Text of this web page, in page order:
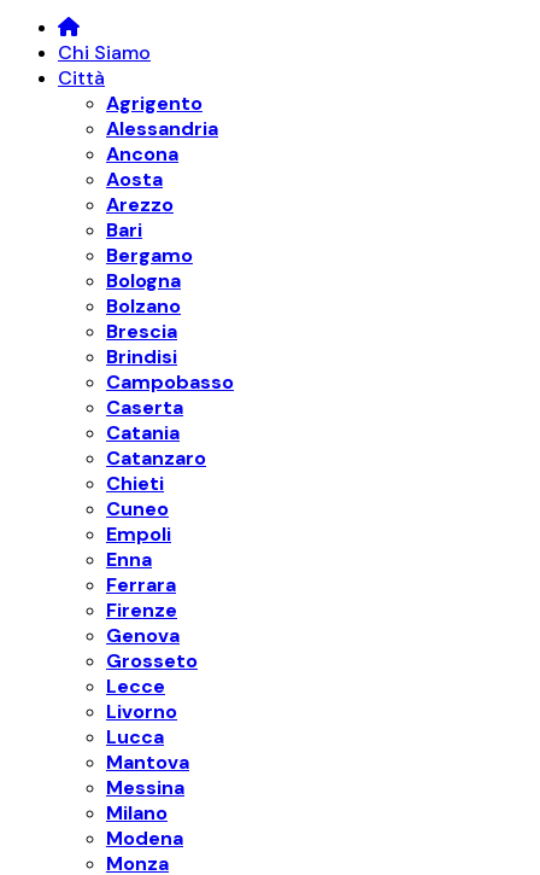
Chi Siamo
Città
Agrigento
Alessandria
Ancona
Aosta
Arezzo
Bari
Bergamo
Bologna
Bolzano
Brescia
Brindisi
Campobasso
Caserta
Catania
Catanzaro
Chieti
Cuneo
Empoli
Enna
Ferrara
Firenze
Genova
Grosseto
Lecce
Livorno
Lucca
Mantova
Messina
Milano
Modena
Monza